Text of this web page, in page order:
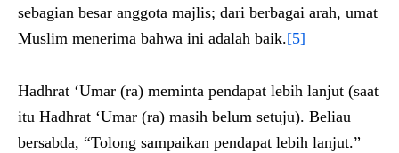
sebagian besar anggota majlis; dari berbagai arah, umat
Muslim menerima bahwa ini adalah baik.[5]
Hadhrat ‘Umar (ra) meminta pendapat lebih lanjut (saat
itu Hadhrat ‘Umar (ra) masih belum setuju). Beliau
bersabda, “Tolong sampaikan pendapat lebih lanjut.”